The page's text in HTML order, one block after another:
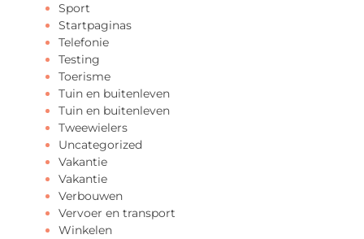
Sport
Startpaginas
Telefonie
Testing
Toerisme
Tuin en buitenleven
Tuin en buitenleven
Tweewielers
Uncategorized
Vakantie
Vakantie
Verbouwen
Vervoer en transport
Winkelen